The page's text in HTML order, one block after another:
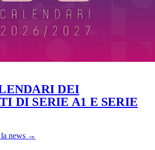
DEI
DI SERIE A1 E SERIE
news →